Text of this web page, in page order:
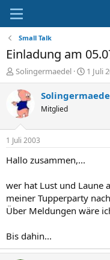
Small Talk
Einladung am
E
r
s
t
e
e
r
Solingermaedel
E
r
s
t
1 Juli
Mitglied
1 Juli 2003
Hallo zusammen,...
wer hat Lust und Laune
meiner Tupperparty
Über Meldungen wäre
Bis dahin...